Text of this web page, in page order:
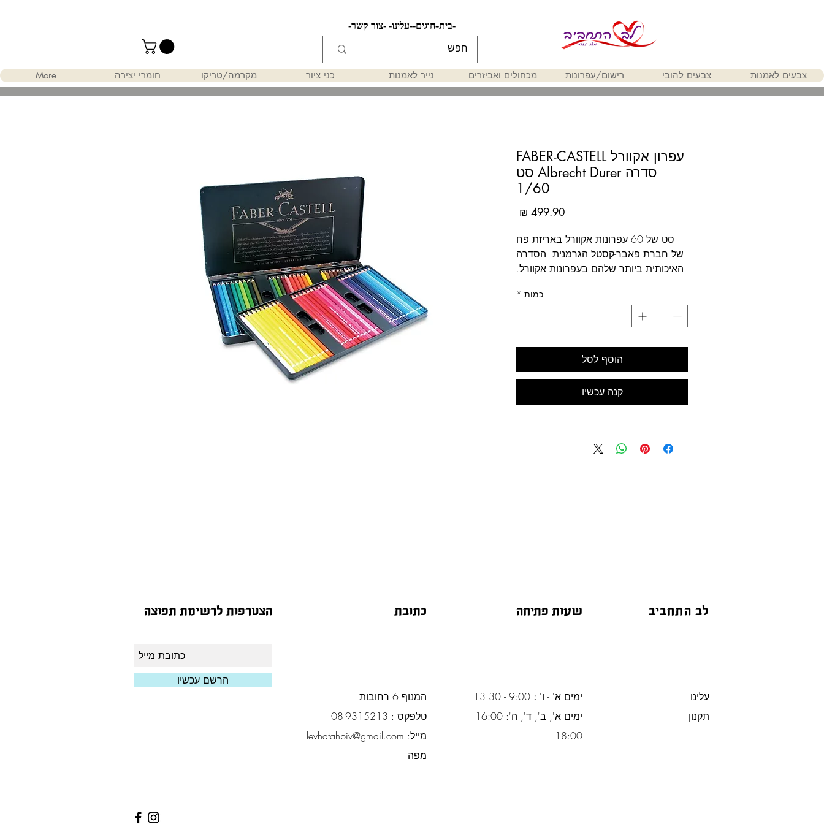
-צור קשר- -עלינו- -חוגים- -בית-
צבעים לאמנות צבעים להובי רישום/עפרונות מכחולים ואביזרים נייר לאמנות כני ציור מקרמה/טריקו חומרי יצירה More
עפרון אקוורל FABER-CASTELL
סדרה Albrecht Durer סט
1/60
סט של 60 עפרונות אקוורל באריזת פח
של חברת פאבר-קסטל הגרמנית. הסדרה
האיכותית ביותר שלהם בעפרונות אקוורל.
כמות *
הוסף לסל
קנה עכשיו
הצטרפות לרשימת תפוצה כתובת שעות פתיחה לב התחביב
הרשם עכשיו
המנוף 6 רחובות
טלפקס : 08-9315213
מייל: levhatahbiv@gmail.com
מפה
ימים א' - ו' :
ימים א', ב', ד', ה': 16:00 -
18:00
עלינו
תקנון